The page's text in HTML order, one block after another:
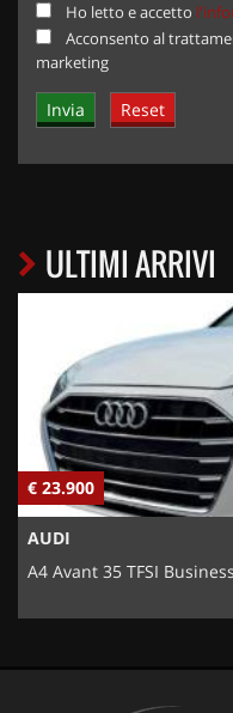
Ho letto e accetto
Acconsento al
marketing
ULTIMI ARRIVI
€ 23.900
AUDI
A4 Avant 35 TFSI